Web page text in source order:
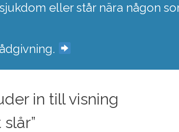
eller står nära någon
in till visning